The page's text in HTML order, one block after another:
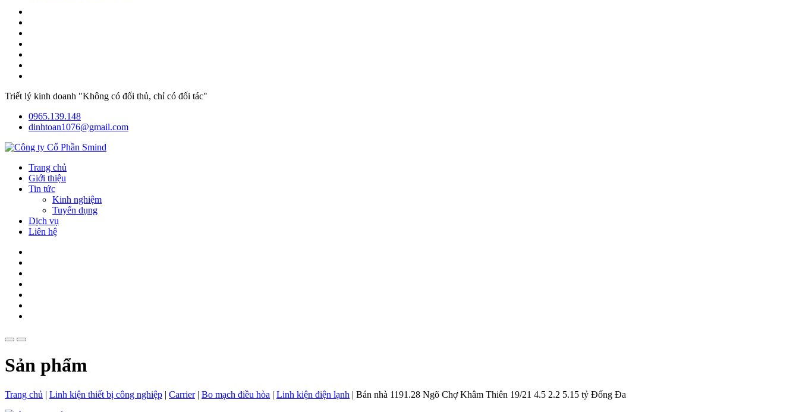
Triết lý kinh doanh "Không có đối thủ, chỉ có đối tác"
0965.139.148
dinhtoan1076@gmail.com
Trang chủ
Giới thiệu
Tin tức
Kinh nghiệm
Tuyển dụng
Dịch vụ
Liên hệ
Sản phẩm
Trang chủ | Linh kiện thiết bị công nghiệp | Carrier| Bo mạch điều hòa | Linh kiện điện lạnh | Bán nhà 1191.28 Ngõ Chợ Khâm Thiên 19/21 4.5 2.2 5.15 tỷ Đống Đa